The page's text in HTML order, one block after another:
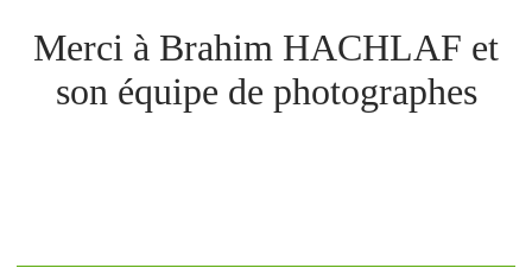
Merci à Brahim HACHLAF et
son équipe de photographes